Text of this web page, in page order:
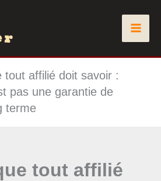
tout affilié doit savoir :
pas une garantie de
terme
tout affilié